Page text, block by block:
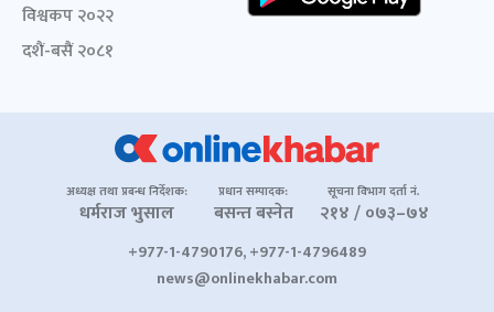
विश्वकप २०२२
दशैं-बसैं २०८१
अध्यक्ष तथा प्रबन्ध निर्देशक:
धर्मराज भुसाल
प्रधान सम्पादक:
बसन्त बस्नेत
सूचना विभाग दर्ता नं.
२१४ / ०७३–७४
+977-1-4790176, +977-1-4796489
news@onlinekhabar.com